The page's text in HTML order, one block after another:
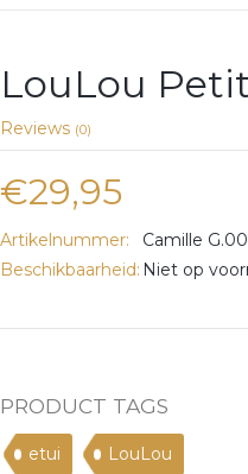
LouLou
Reviews (0)
€29,95
Artikelnummer:
Camille
Beschikbaarheid: Niet op
PRODUCT TAGS
etui LouLou